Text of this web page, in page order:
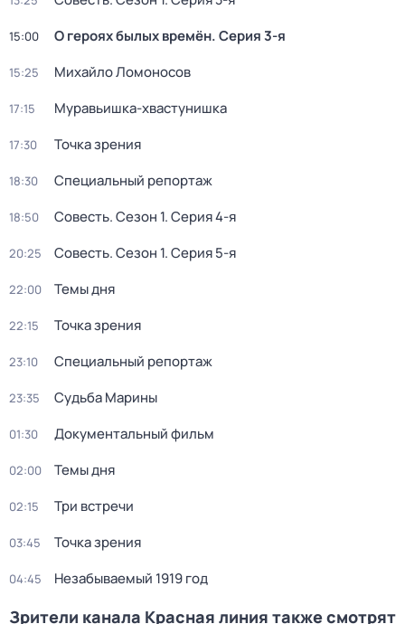
15:00 О героях былых времён. Серия 3-я
15:25 Михайло Ломоносов
17:15 Муравьишка-хвастунишка
17:30 Точка зрения
18:30 Специальный репортаж
18:50 Совесть. Сезон 1. Серия 4-я
20:25 Совесть. Сезон 1. Серия 5-я
22:00 Темы дня
22:15 Точка зрения
23:10 Специальный репортаж
23:35 Судьба Марины
01:30 Документальный фильм
02:00 Темы дня
02:15 Три встречи
03:45 Точка зрения
04:45 Незабываемый 1919 год
Зрители канала Красная линия также смотрят